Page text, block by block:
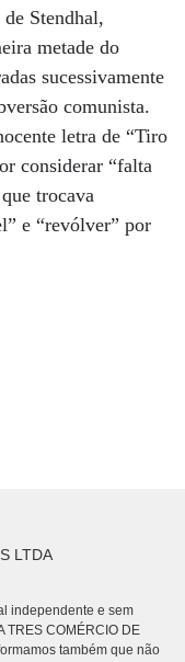
Stendhal,
metade do
sucessivamente
comunista.
letra de “Tiro
considerar “falta
trocava
e “revólver” por
LTDA
independente e sem
TRES COMÉRCIO DE
também que não